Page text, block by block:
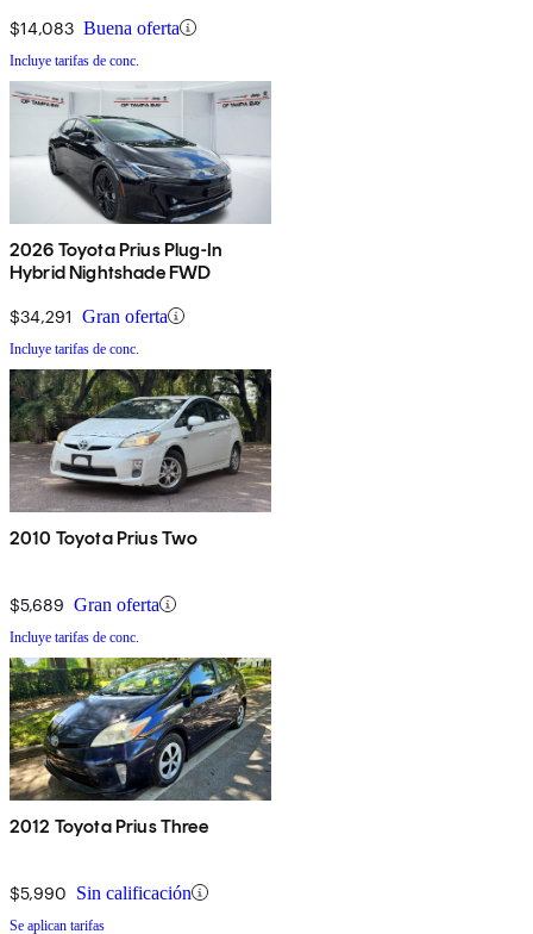
$14,083 Buena oferta
Incluye tarifas de conc.
2026 Toyota Prius Plug-In
Hybrid Nightshade FWD
$34,291 Gran oferta
Incluye tarifas de conc.
2010 Toyota Prius Two
$5,689 Gran oferta
Incluye tarifas de conc.
2012 Toyota Prius Three
$5,990 Sin calificación
Se aplican tarifas